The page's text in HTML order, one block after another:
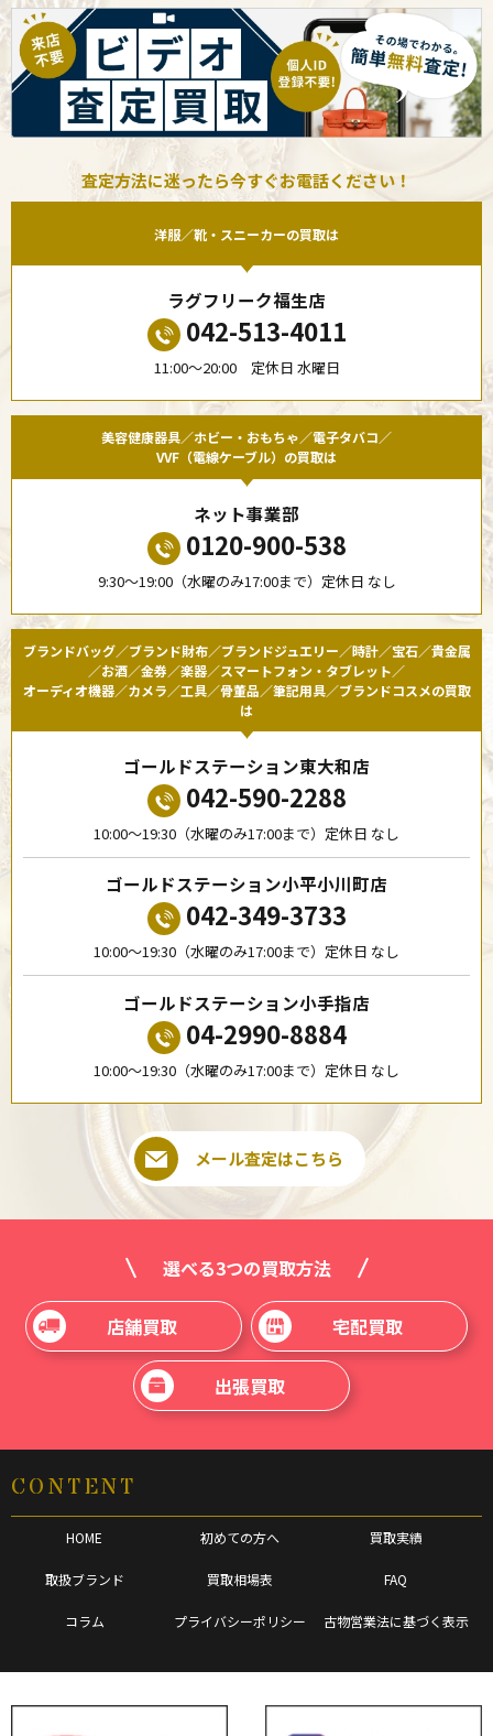
査定方法に迷ったら今すぐお電話ください！
洋服／靴・スニーカーの買取は
ラグフリーク福生店
042-513-4011
11:00〜20:00 定休日 水曜日
美容健康器具／ホビー・おもちゃ／電子タバコ／
VVF（電線ケーブル）の買取は
ネット事業部
0120-900-538
9:30〜19:00（水曜のみ17:00まで）定休日 なし
ブランドバッグ／ブランド財布／ブランドジュエリー／時計／宝石／貴金属
／お酒／金券／楽器／スマートフォン・タブレット／
オーディオ機器／カメラ／工具／骨董品／筆記用具／ブランドコスメの買取
は
ゴールドステーション東大和店
042-590-2288
10:00〜19:30（水曜のみ17:00まで）定休日 なし
ゴールドステーション小平小川町店
042-349-3733
10:00〜19:30（水曜のみ17:00まで）定休日 なし
ゴールドステーション小手指店
04-2990-8884
10:00〜19:30（水曜のみ17:00まで）定休日 なし
メール査定はこちら
選べる3つの買取方法
店舗買取 宅配買取
出張買取
CONTENT
HOME 初めての方へ 買取実績
取扱ブランド 買取相場表 FAQ
コラム プライバシーポリシー 古物営業法に基づく表示